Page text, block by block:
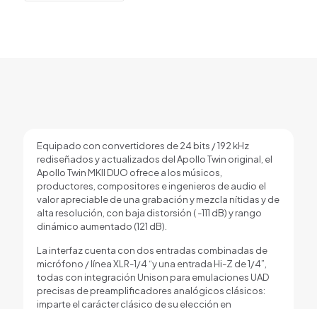
Equipado con convertidores de 24 bits / 192 kHz
rediseñados y actualizados del Apollo Twin original, el
Apollo Twin MKII DUO ofrece a los músicos,
productores, compositores e ingenieros de audio el
valor apreciable de una grabación y mezcla nítidas y de
alta resolución, con baja distorsión ( -111 dB) y rango
dinámico aumentado (121 dB).
La interfaz cuenta con dos entradas combinadas de
micrófono / línea XLR-1/4 “y una entrada Hi-Z de 1/4”,
todas con integración Unison para emulaciones UAD
precisas de preamplificadores analógicos clásicos:
imparte el carácter clásico de su elección en